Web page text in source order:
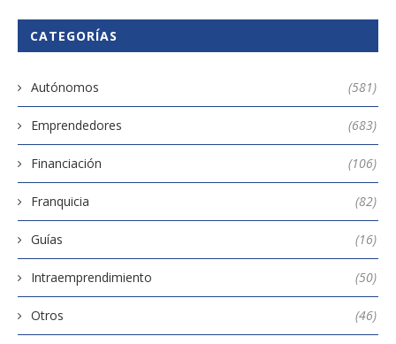
CATEGORÍAS
Autónomos (581)
Emprendedores (683)
Financiación (106)
Franquicia (82)
Guías (16)
Intraemprendimiento (50)
Otros (46)